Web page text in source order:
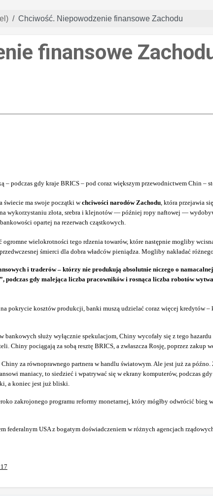
Chciwość. Niepowodzenie finansowe Zachodu
finansowe
– podczas gdy kraje BRICS – pod coraz większym przewodnictwem Chin –
świecie ma swoje początki wchciwości narodów Zachodu , która przejawia
wykorzystaniu złota, srebra i klejnotów — później ropy naftowej —
opartej na rezerwach cząstkowych.
wielokrotności tego rdzenia towarów, które następnie mogliby
śmierci dla dobra władców pieniądza. Mogliby nakładać
i traderów – którzy nie produkują absolutnie niczego o
podczas gdy malejąca liczba pracowników i rosnąca liczba robotów
pokrycie kosztów produkcji, banki muszą udzielać coraz więcej kredytów
służy wyłącznie spekulacjom, Chiny wycofały się z tego
Chiny pociągają za sobą resztę BRICS, a zwłaszcza Rosję, poprzez zakup
za równoprawnego partnera w handlu światowym. Ale jest już za
maniacy, to siedzieć i wpatrywać się w ekrany komputerów, podczas
a koniec jest już bliski.
zakrojonego programu reformy monetarnej, który mógłby odwrócić bieg
USA z bogatym doświadczeniem w różnych agencjach